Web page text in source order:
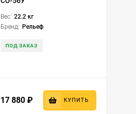
Вес: 22.2 кг
Бренд: Рельеф
ПОД ЗАКАЗ
17 880 КУПИТЬ